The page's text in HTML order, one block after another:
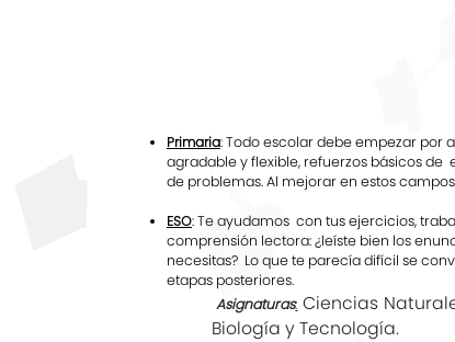
Primaria: Todo escolar debe empezar por
agradable y flexible, refuerzos básicos
de problemas. Al mejorar en estos
ESO: Te ayudamos con tus ejercicios,
comprensión lectora: ¿leíste bien los
necesitas? Lo que te parecía difícil se
etapas posteriores.
Asignaturas: Ciencias
Biología y Tecnología.